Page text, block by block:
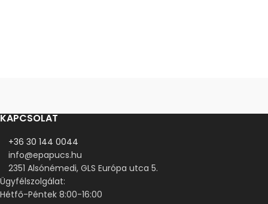
KAPCSOLAT
+36 30 144 0044
info@epapucs.hu
2351 Alsónémedi, GLS Európa utca 5.
Ügyfélszolgálat:
Hétfő-Péntek 8:00-16:00